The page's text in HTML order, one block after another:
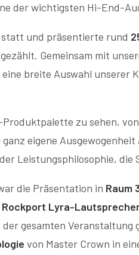
der wichtigsten Hi-End-
statt und präsentierte rund
gezählt. Gemeinsam mit
breite Auswahl unserer
Produktpalette zu sehen, von
eigene
Leistungsphilosophie, die
die Präsentation in Raum
Rockport Lyra-
gesamten
von Master Crown in